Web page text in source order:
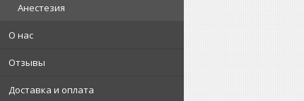
Анестезия
О нас
Отзывы
Доставка и оплата